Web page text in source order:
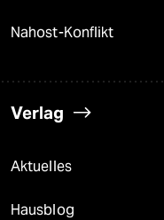
Nahost-Konflikt
Verlag
Aktuelles
Hausblog